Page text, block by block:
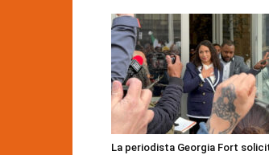
La periodista Georgia Fort